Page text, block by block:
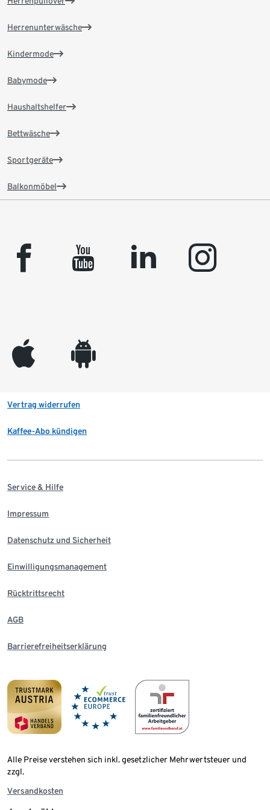
Herrenunterwäsche
Kindermode
Babymode
Haushaltshelfer
Bettwäsche
Sportgeräte
Balkonmöbel
facebook youtube linkedin instagram
appleinc android
Vertrag widerrufen
Kaffee-Abo kündigen
Service & Hilfe
Impressum
Datenschutz und Sicherheit
Einwilligungsmanagement
Rücktrittsrecht
AGB
Barrierefreiheitserklärung
Alle Preise verstehen sich inkl. gesetzlicher Mehrwertsteuer und
zzgl.
Versandkosten